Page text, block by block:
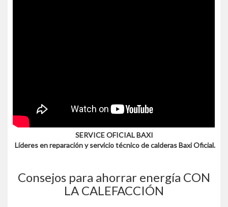
SERVICE OFICIAL BAXI
Líderes en reparación y servicio técnico de calderas Baxi Oficial.
Consejos para ahorrar energía CON
LA CALEFACCIÓN